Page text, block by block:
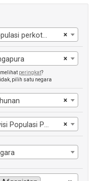
×
Populasi perkotaan
×
melihat peringkat?
pilih satu negara
×
×
Divisi Populasi Perserikatan Bangsa-Bangsa